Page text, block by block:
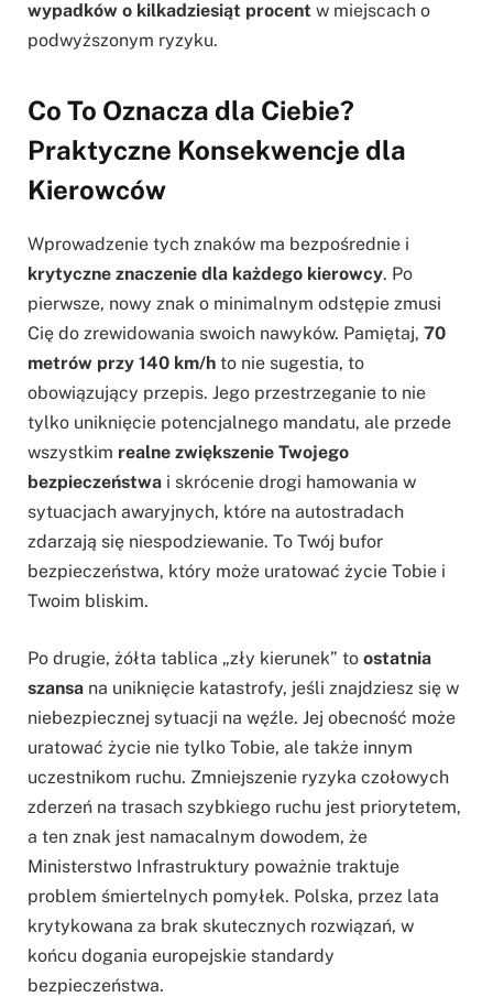
wypadków o kilkadziesiąt procent w miejscach o
podwyższonym ryzyku.
Co To Oznacza dla Ciebie?
Praktyczne Konsekwencje dla
Kierowców
Wprowadzenie tych znaków ma bezpośrednie i
krytyczne znaczenie dla każdego kierowcy. Po
pierwsze, nowy znak o minimalnym odstępie zmusi
Cię do zrewidowania swoich nawyków. Pamiętaj, 70
metrów przy 140 km/h to nie sugestia, to
obowiązujący przepis. Jego przestrzeganie to nie
tylko uniknięcie potencjalnego mandatu, ale przede
wszystkim realne zwiększenie Twojego
bezpieczeństwa i skrócenie drogi hamowania w
sytuacjach awaryjnych, które na autostradach
zdarzają się niespodziewanie. To Twój bufor
bezpieczeństwa, który może uratować życie Tobie i
Twoim bliskim.
Po drugie, żółta tablica „zły kierunek” to ostatnia
szansa na uniknięcie katastrofy, jeśli znajdziesz się w
niebezpiecznej sytuacji na węźle. Jej obecność może
uratować życie nie tylko Tobie, ale także innym
uczestnikom ruchu. Zmniejszenie ryzyka czołowych
zderzeń na trasach szybkiego ruchu jest priorytetem,
a ten znak jest namacalnym dowodem, że
Ministerstwo Infrastruktury poważnie traktuje
problem śmiertelnych pomyłek. Polska, przez lata
krytykowana za brak skutecznych rozwiązań, w
końcu dogania europejskie standardy
bezpieczeństwa.